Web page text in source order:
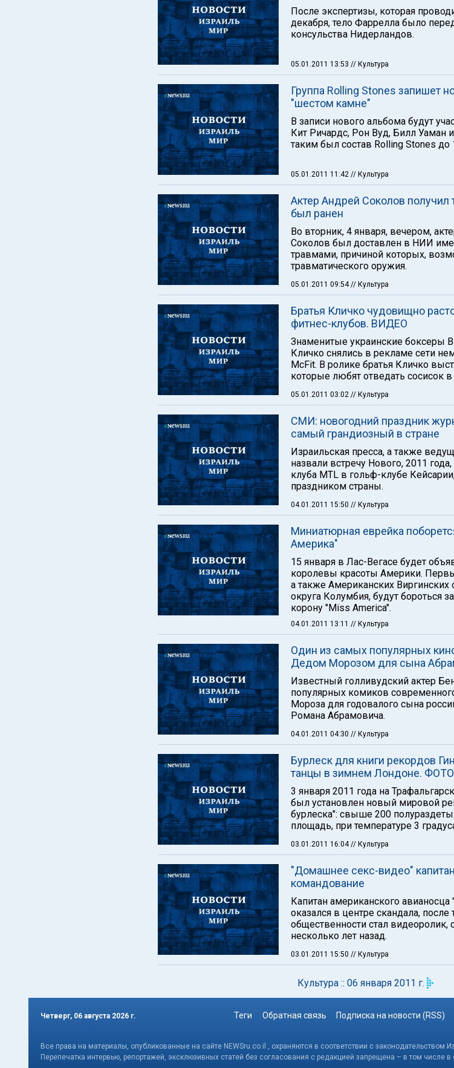
После экспертизы, которая
декабря, тело Фаррелла было
консульства Нидерландов.
05.01.2011 13:53 // Культура
Группа Rolling Stones запишет
"шестом камне"
В записи нового альбома будут
Кит Ричардс, Рон Вуд, Билл Уаман
таким был состав Rolling Stones до
05.01.2011 11:42 // Культура
Актер Андрей Соколов получил
был ранен
Во вторник, 4 января, вечером,
Соколов был доставлен в НИИ
травмами, причиной которых,
травматического оружия.
05.01.2011 09:54// Культура
Братья Кличко чудовищно
фитнес-клубов. ВИДЕО
Знаменитые украинские боксеры
Кличко снялись в рекламе сети
McFit. В ролике братья Кличко
которые любят отведать сосисок в
05.01.2011 03:02 // Культура
СМИ: новогодний праздник
самый грандиозный в стране
Израильская пресса, а также
назвали встречу Нового, 2011
клуба MTL в гольф-клубе
праздником страны.
04.01.2011 15:50 // Культура
Миниатюрная еврейка
Америка"
15 января в Лас-Вегасе будет
королевы красоты Америки.
а также Американских Виргинских
округа Колумбия, будут бороться
корону "Miss America".
04.01.2011 13:11 // Культура
Один из самых популярных
Дедом Морозом для сына
Известный голливудский актер
популярных комиков
Мороза для годовалого сына
Романа Абрамовича.
04.01.2011 04:30 // Культура
Бурлеск для книги рекордов
танцы в зимнем Лондоне. ФОТО
3 января 2011 года на
был установлен новый мировой
бурлеска": свыше 200
площадь, при температуре 3
03.01.2011 16:04// Культура
"Домашнее секс-видео"
командование
Капитан американского
оказался в центре скандала, после
общественности стал видеоролик,
несколько лет назад.
03.01.2011 15:50 // Культура
Культура :: 06 января 2011 г.
Четверг, 06 августа 2026 г. Теги Обратная связь Подписка на новости (RSS)
Все права на материалы, опубликованные на сайте NEWSru.co.il , охраняются в соответствии с законодательством
Перепечатка интервью, репортажей, эксклюзивных статей без согласования с редакцией запрещена – в том числе